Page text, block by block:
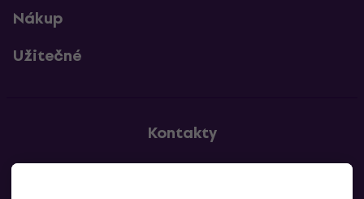
Nákup
Užitečné
Kontakty